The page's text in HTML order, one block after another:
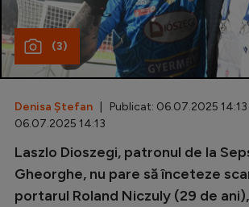
Special
Diverse
Inedit
Clasamente
Champions League
(3)
Denisa Ștefan | Publicat: 06.07.2025
06.07.2025 14:13
Laszlo Dioszegi, patronul de la
Gheorghe, nu pare să înceteze
portarul Roland Niczuly (29 de